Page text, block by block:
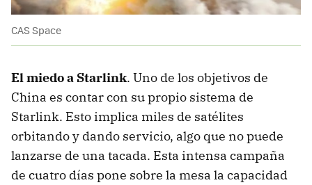
CAS Space
El miedo a Starlink. Uno de los objetivos de
China es contar con su propio sistema de
Starlink. Esto implica miles de satélites
orbitando y dando servicio, algo que no puede
lanzarse de una tacada. Esta intensa campaña
de cuatro días pone sobre la mesa la capacidad